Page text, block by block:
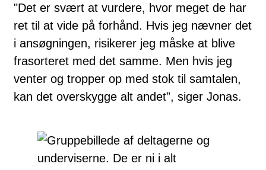
"Det er svært at vurdere, hvor meget de har
ret til at vide på forhånd. Hvis jeg nævner det
i ansøgningen, risikerer jeg måske at blive
frasorteret med det samme. Men hvis jeg
venter og tropper op med stok til samtalen,
kan det overskygge alt andet”, siger Jonas.